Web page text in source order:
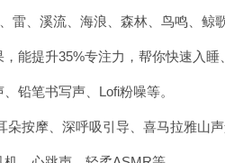
雷、溪流、海浪、森林、鸟鸣、鲸
能提升35%专注力，帮你快速入睡
铅笔书写声、Lofi粉噪等。
按摩、深呼吸引导、喜马拉雅山声